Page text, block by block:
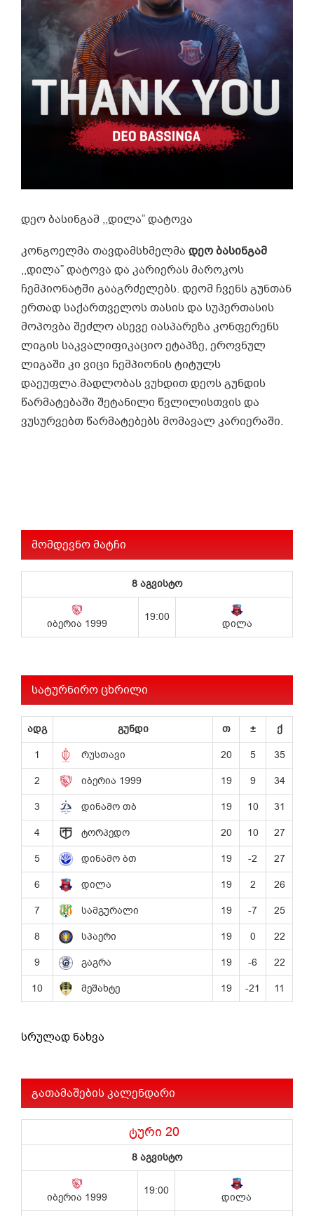
დეო ბასინგამ ,,დილა” დატოვა
კონგოელმა თავდამსხმელმა დეო ბასინგამ
,,დილა” დატოვა და კარიერას მაროკოს
ჩემპიონატში გააგრძელებს. დეომ ჩვენს გუნთან
ერთად საქართველოს თასის და სუპერთასის
მოპოვბა შეძლო ასევე იასპარეზა კონფერენს
ლიგის საკვალიფიკაციო ეტაპზე, ეროვნულ
ლიგაში კი ვიცი ჩემპიონის ტიტულს
დაეუფლა.მადლობას ვუხდით დეოს გუნდის
წარმატებაში შეტანილი წვლილისთვის და
ვუსურვებთ წარმატებებს მომავალ კარიერაში.
მომდევნო მატჩი
სატურნირო ცხრილი
სრულად ნახვა
გათამაშების კალენდარი